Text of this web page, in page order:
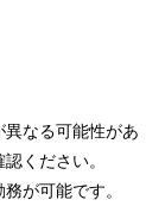
なる可能性があ
ください。
が可能です。